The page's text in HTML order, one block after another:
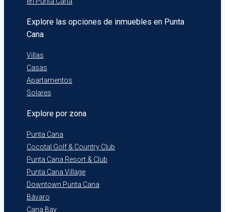
Explore las opciones de inmuebles en Punta
Cana
Villas
Casas
Apartamentos
Solares
Explore por zona
Punta Cana
Cocotal Golf & Country Club
Punta Cana Resort & Club
Punta Cana Village
Downtown Punta Cana
Bávaro
Cana Bay